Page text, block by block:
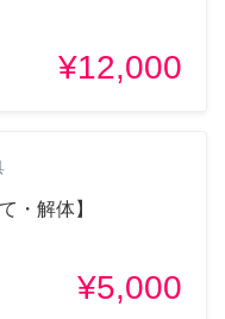
¥12,000
・解体】
¥5,000